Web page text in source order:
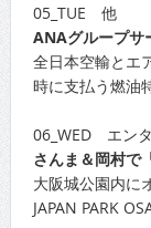
05_TUE 他
ANAグループサ
全日本空輸とエ
時に支払う燃油
06_WED エン
さんま＆岡村で
大阪城公園内に
JAPAN PARK